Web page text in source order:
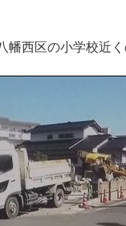
幡西区の小学校近